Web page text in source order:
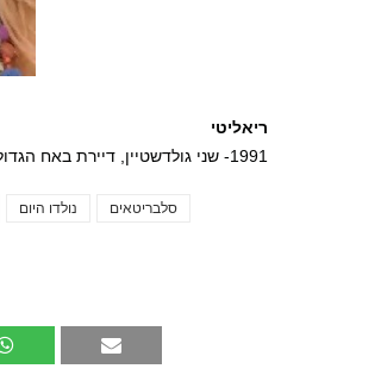
ריאליטי
1991- שני גולדשטיין, דיירת באח הגדול, עונה 8
נולדו היום
סלבריטאים